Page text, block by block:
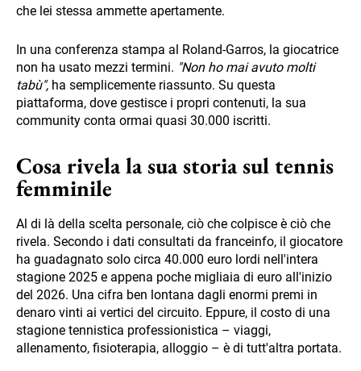
che lei stessa ammette apertamente.
In una conferenza stampa al Roland-Garros, la giocatrice
non ha usato mezzi termini. "Non ho mai avuto molti
tabù", ha semplicemente riassunto. Su questa
piattaforma, dove gestisce i propri contenuti, la sua
community conta ormai quasi 30.000 iscritti.
Cosa rivela la sua storia sul tennis
femminile
Al di là della scelta personale, ciò che colpisce è ciò che
rivela. Secondo i dati consultati da franceinfo, il giocatore
ha guadagnato solo circa 40.000 euro lordi nell'intera
stagione 2025 e appena poche migliaia di euro all'inizio
del 2026. Una cifra ben lontana dagli enormi premi in
denaro vinti ai vertici del circuito. Eppure, il costo di una
stagione tennistica professionistica – viaggi,
allenamento, fisioterapia, alloggio – è di tutt'altra portata.